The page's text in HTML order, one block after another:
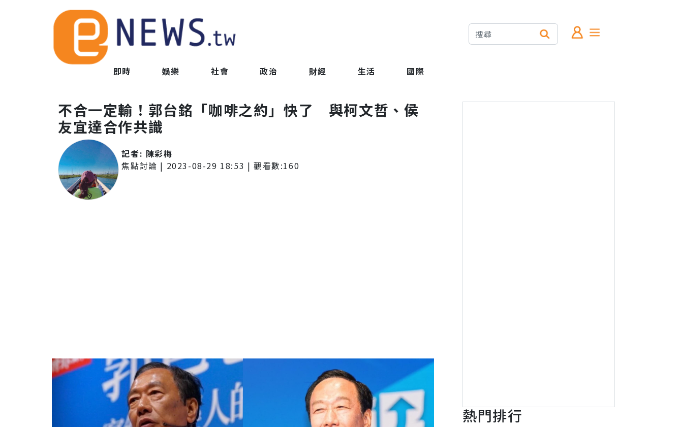
即時 娛樂 社會 政治 財經 生活 國際
不合一定輸！郭台銘「咖啡之約」快了 與柯文哲、侯
友宜達合作共識
記者: 陳彩梅
焦點討論 | 2023-08-29 18:53 | 觀看數:160
熱門排行